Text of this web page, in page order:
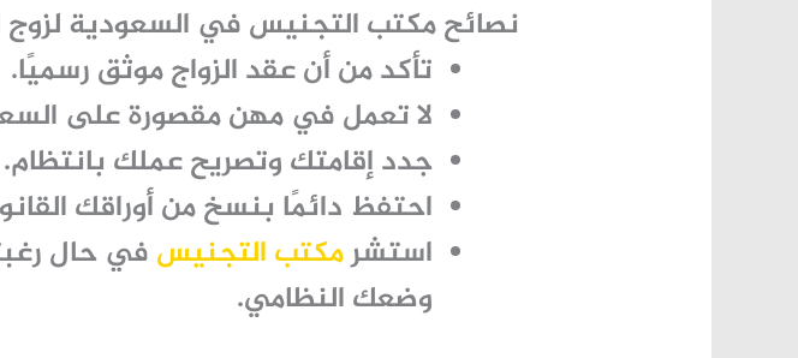
نصائح مكتب التجنيس في السعودية لزوج
تأكد من أن عقد الزواج موثق رسميًا.
لا تعمل في مهن مقصورة على
جدد إقامتك وتصريح عملك بانتظام.
احتفظ دائمًا بنسخ من أوراقك
استشرمكتب التجنيس في حال
وضعك النظامي.